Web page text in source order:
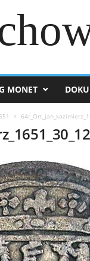
MONET